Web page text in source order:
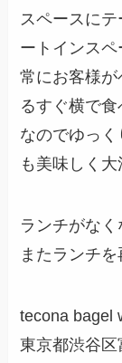
スペースに
ートインスペ
常にお客様
るすぐ横で
なのでゆっ
も美味しく大
ランチがなく
またランチ
tecona bagel
東京都渋谷